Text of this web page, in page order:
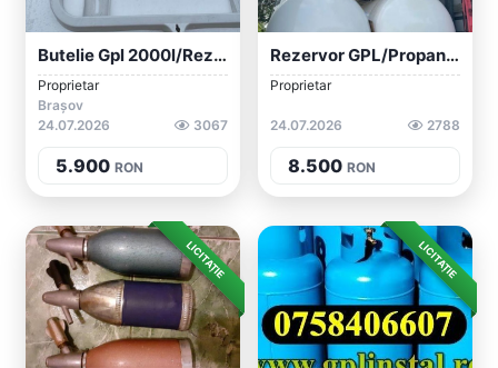
Butelie Gpl 2000l/rezervor Gaz/recipient...
Proprietar
Brașov
24.07.2026
3067
5.900 RON
Rezervor GPL/propan 3000l/recipient Gaz/...
Proprietar
24.07.2026 2788
8.500 RON
LICITAȚIE LICITAȚIE